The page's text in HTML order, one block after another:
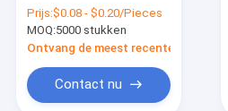
verzorging Groen
15ml Glas het
Aluminiumschroefdeksel
Prijs:$0.08 - $0.20/Pieces
MOQ:5000 stukken
Ontvang de meest recente Prijs
Contact nu